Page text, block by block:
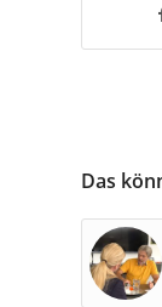
Das